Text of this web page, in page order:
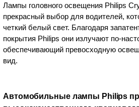
Лампы головного освещения Philips
прекрасный выбор для водителей,
четкий белый свет. Благодаря
покрытия Philips они излучают по-
обеспечивающий превосходную
вид.
Автомобильные лампы Philips